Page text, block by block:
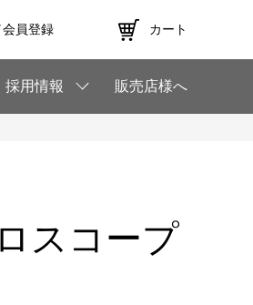
会員登録 カート
採用情報 販売店様へ
スコープ